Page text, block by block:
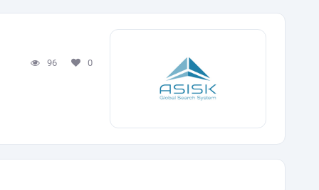
96 0